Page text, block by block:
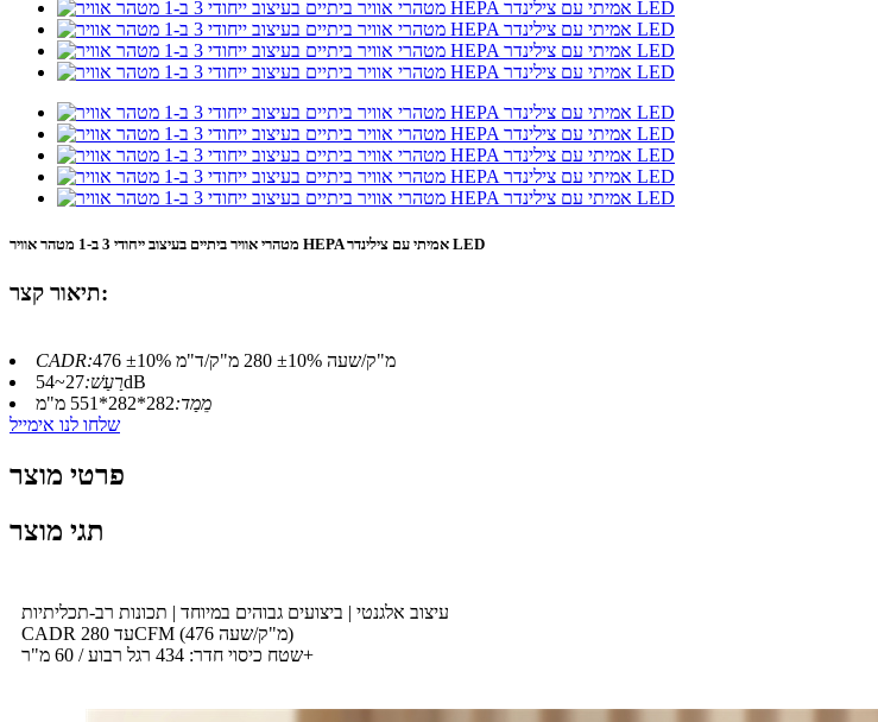
מטהרי אוויר ביתיים בעיצוב ייחודי 3 ב-1 מטהר אוויר HEPA אמיתי עם צילינדר LED
תיאור קצר:
CADR:
476 מ"ק/שעה ±10% 280 מ"ק/ד"מ ±10%
רַעַשׁ:27~54dB
מֵמַד:282*282*551 מ"מ
שלחו לנו אימייל
פרטי מוצר
תגי מוצר
עיצוב אלגנטי | ביצועים גבוהים במיוחד | תכונות רב-תכליתיות
CADR עד 280CFM (476 מ"ק/שעה)
שטח כיסוי חדר: 434 רגל רבוע / 60 מ"ר+